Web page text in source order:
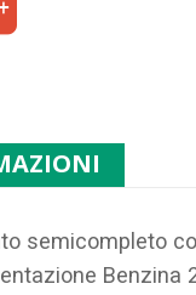
semicompleto
Benzina